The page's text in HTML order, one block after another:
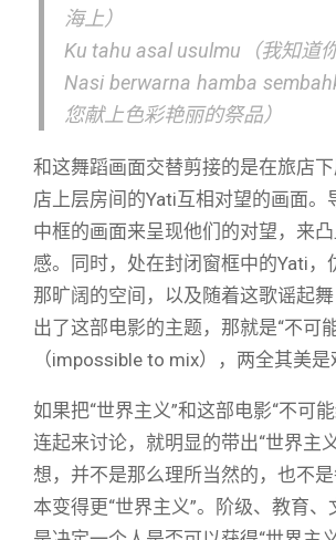
海上）
Ku tahu asal usulmu（我知道
Nasi berwarna hamba
您献上色彩艳丽的祭品）
和这舞蹈画面交替剪接的是在旅店
店上层房间的Yati互相对望的画面。
中框的画面来呈现他们的对望，来
感。同时，处在封闭窗框中的Yati，
那旷阔的空间，以及随着这歌谣起
出了这部电影的主题，那就是“不可
（impossible to mix），两全其美是
如果把“世界主义”和这部电影“不可
连起来讨论，就明显的带出“世界主
想，并不是那么理所当然的，也不
本变得更“世界主义”。阶级、教育